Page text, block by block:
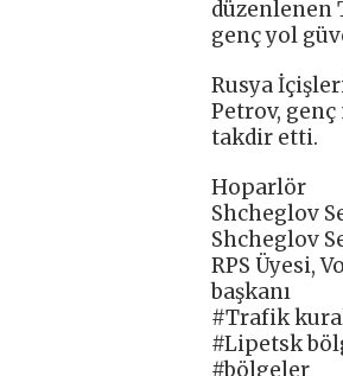
düzenlenen
genç yol
Rusya
Petrov,
takdir etti.
Hoparlör
Shcheglov
Shcheglov
RPS Üyesi,
başkanı
#Trafik
#Lipetsk
#bölgeler